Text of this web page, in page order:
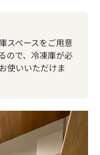
スペースをご用意
ので、冷凍庫が必
使いいただけま